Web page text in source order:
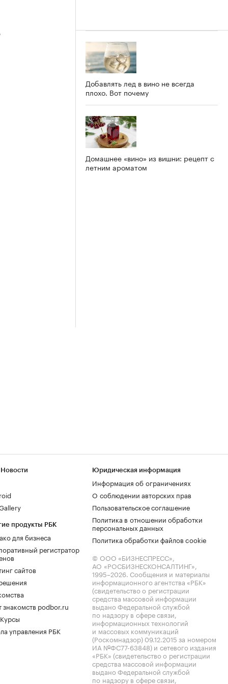
Добавлять лед в вино не всегда
плохо. Вот почему
Домашнее «вино» из вишни: рецепт с
летним ароматом
продукты РБК
для бизнеса
регистратор
сайтов
знакомств podbor.ru
управления РБК
Юридическая информация
Информация об ограничениях
О соблюдении авторских прав
Пользовательское соглашение
Политика в отношении обработки
персональных данных
Политика обработки файлов cookie
© ООО «БИЗНЕСПРЕСС»,
АО «РОСБИЗНЕСКОНСАЛТИНГ»,
1995–2026. Сообщения и материалы
информационного агентства «РБК»
(свидетельство о регистрации
средства массовой информации
выдано Федеральной службой
по надзору в сфере связи,
информационных технологий
и массовых коммуникаций
(Роскомнадзор) 09.12.2015 за номером
ИА №ФС77-63848) и сетевого издания
«РБК» (свидетельство о регистрации
средства массовой информации
выдано Федеральной службой
по надзору в сфере связи,